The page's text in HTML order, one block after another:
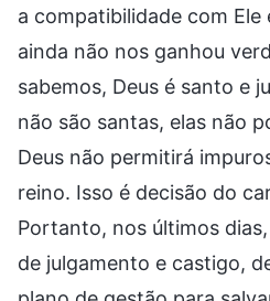
a compatibilidade com Ele
ainda não nos ganhou
sabemos, Deus é santo e
não são santas, elas não
Deus não permitirá
reino. Isso é decisão do
Portanto, nos últimos
de julgamento e castigo,